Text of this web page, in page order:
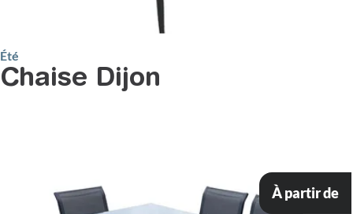
Été
Chaise Dijon
À partir de